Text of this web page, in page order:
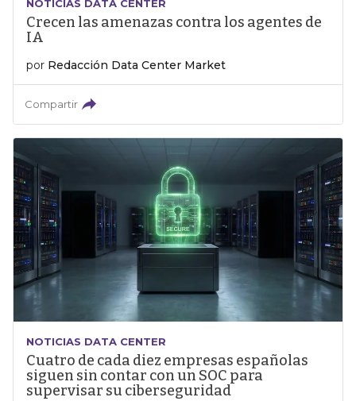
NOTICIAS DATA CENTER
Crecen las amenazas contra los agentes de
IA
por Redacción Data Center Market
Compartir
NOTICIAS DATA CENTER
Cuatro de cada diez empresas españolas
siguen sin contar con un SOC para
supervisar su ciberseguridad